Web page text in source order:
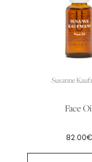
Susanne
Face
82.00€